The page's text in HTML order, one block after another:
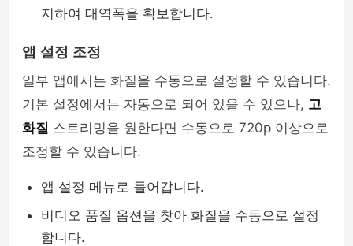
지하여 대역폭을 확보합니다.
앱 설정 조정
일부 앱에서는 화질을 수동으로 설정할 수 있습니다.
기본 설정에서는 자동으로 되어 있을 수 있으나, 고
화질 스트리밍을 원한다면 수동으로 720p 이상으로
조정할 수 있습니다.
앱 설정 메뉴로 들어갑니다.
비디오 품질 옵션을 찾아 화질을 수동으로 설정
합니다.